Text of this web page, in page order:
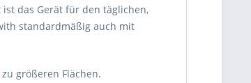
das Gerät für den täglichen,
standardmäßig auch mit
größeren Flächen.